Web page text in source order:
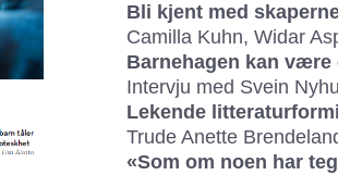
Bli kjent med
Camilla Kuhn, Widar
Barnehagen kan
Intervju med Svein
Lekende
Trude Anette
«Som om noen har